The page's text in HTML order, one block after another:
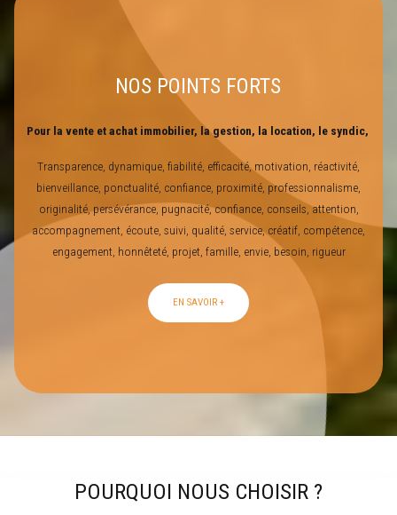
NOS POINTS FORTS
Pour la vente et achat immobilier, la gestion, la location, le syndic,
Transparence, dynamique, fiabilité, efficacité, motivation, réactivité,
bienveillance, ponctualité, confiance, proximité, professionnalisme,
originalité, persévérance, pugnacité, confiance, conseils, attention,
accompagnement, écoute, suivi, qualité, service, créatif, compétence,
engagement, honnêteté, projet, famille, envie, besoin, rigueur
EN SAVOIR +
POURQUOI NOUS CHOISIR ?